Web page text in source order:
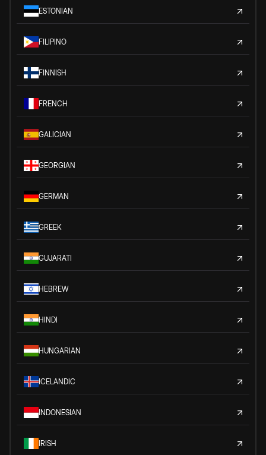
ESTONIAN
FILIPINO
FINNISH
FRENCH
GALICIAN
GEORGIAN
GERMAN
GREEK
GUJARATI
HEBREW
HINDI
HUNGARIAN
ICELANDIC
INDONESIAN
IRISH